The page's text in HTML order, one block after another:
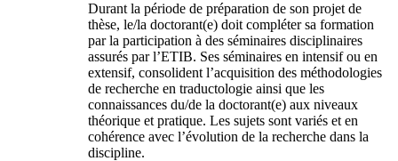
Durant la période de préparation de son projet de
thèse, le/la doctorant(e) doit compléter sa formation
par la participation à des séminaires disciplinaires
assurés par l’ETIB. Ses séminaires en intensif ou en
extensif, consolident l’acquisition des méthodologies
de recherche en traductologie ainsi que les
connaissances du/de la doctorant(e) aux niveaux
théorique et pratique. Les sujets sont variés et en
cohérence avec l’évolution de la recherche dans la
discipline.